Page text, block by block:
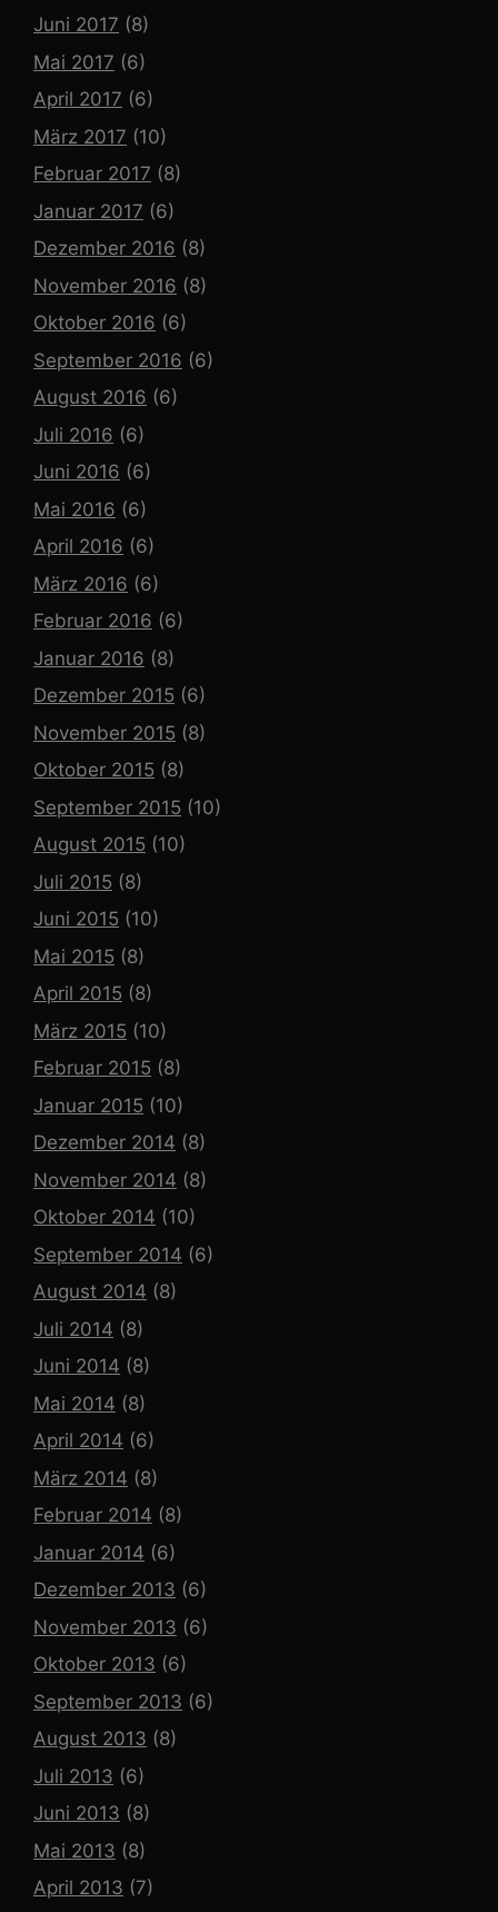
Juni 2017 (8)
Mai 2017 (6)
April 2017 (6)
März 2017 (10)
Februar 2017 (8)
Januar 2017 (6)
Dezember 2016 (8)
November 2016 (8)
Oktober 2016 (6)
September 2016 (6)
August 2016 (6)
Juli 2016 (6)
Juni 2016 (6)
Mai 2016 (6)
April 2016 (6)
März 2016 (6)
Februar 2016 (6)
Januar 2016 (8)
Dezember 2015 (6)
November 2015 (8)
Oktober 2015 (8)
September 2015 (10)
August 2015 (10)
Juli 2015 (8)
Juni 2015 (10)
Mai 2015 (8)
April 2015 (8)
März 2015 (10)
Februar 2015 (8)
Januar 2015 (10)
Dezember 2014 (8)
November 2014 (8)
Oktober 2014 (10)
September 2014 (6)
August 2014 (8)
Juli 2014 (8)
Juni 2014 (8)
Mai 2014 (8)
April 2014 (6)
März 2014 (8)
Februar 2014 (8)
Januar 2014 (6)
Dezember 2013 (6)
November 2013 (6)
Oktober 2013 (6)
September 2013 (6)
August 2013 (8)
Juli 2013 (6)
Juni 2013 (8)
Mai 2013 (8)
April 2013 (7)